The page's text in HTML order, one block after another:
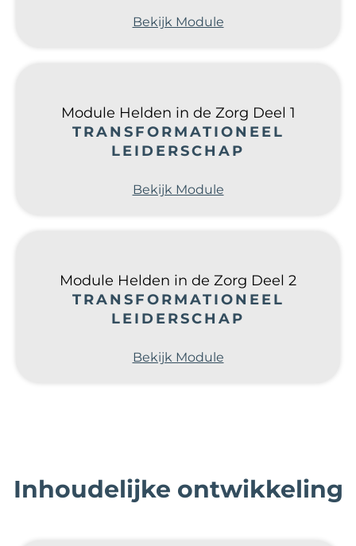
Bekijk Module
Module Helden in de Zorg Deel 1
TRANSFORMATIONEEL
LEIDERSCHAP
Bekijk Module
Module Helden in de Zorg Deel 2
TRANSFORMATIONEEL
LEIDERSCHAP
Bekijk Module
Inhoudelijke ontwikkeling